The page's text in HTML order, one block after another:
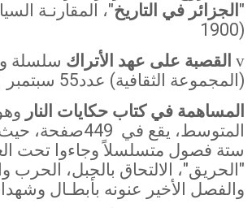
"الجزائر في التاريخ"، المقارنـة
1900)
v القصبة على عهد الأتراك سلسلة
(المجموعة الثقافية) عدد55 سبتمبر 1951
المساهمة في كتاب حكايات النار
المتوسط، يقع في 449صفحة،
ستة فصول متسلسلاً وجاءوا تحت
"الحريق"، الالتحاق بالجبل، الحرب
والفصل الأخير عنونه بأبطـال